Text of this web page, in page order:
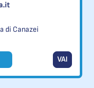
di Canazei
VAI